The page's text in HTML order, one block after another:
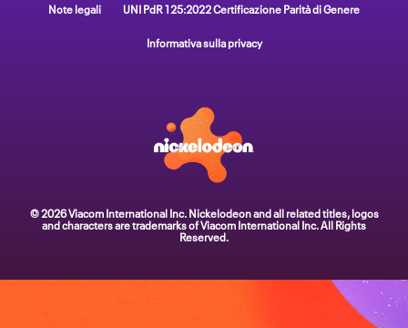
Note legali UNI PdR 125:2022 Certificazione Parità di Genere
Informativa sulla privacy
© 2026 Viacom International Inc. Nickelodeon and all related titles, logos
and characters are trademarks of Viacom International Inc. All Rights
Reserved.